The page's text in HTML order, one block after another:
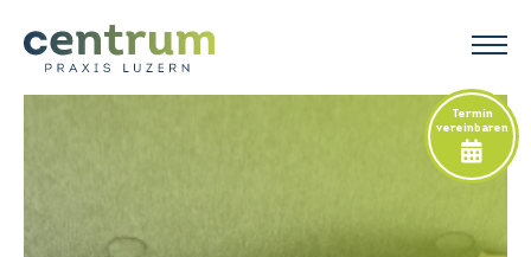
Termin
vereinbaren